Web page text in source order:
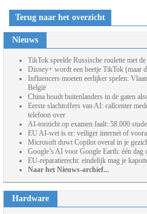
Terug naar het overzicht
Nieuws
TikTok speelde Russische roulette met
Disney+ wordt een beetje TikTok (maar
Influencers moeten eerlijker spelen:
België
China houdt buitenlanders in de gaten
Eerste slachtoffers van AI: callcenter
telefoon over
AI-toezicht op examen faalt: 58.000
EU AI-wet is er: veiliger internet of
Microsoft duwt Copilot overal in je
Google’s AI voor Google Earth: één dag
EU-reparatierecht: eindelijk mag je
Naar het Nieuws-archief...
Hardware